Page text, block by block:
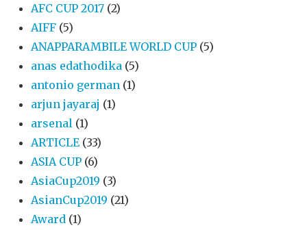
AFC CUP 2017 (2)
AIFF (5)
ANAPPARAMBILE WORLD CUP (5)
anas edathodika (5)
antonio german (1)
arjun jayaraj (1)
arsenal (1)
ARTICLE (33)
ASIA CUP (6)
AsiaCup2019 (3)
AsianCup2019 (21)
Award (1)